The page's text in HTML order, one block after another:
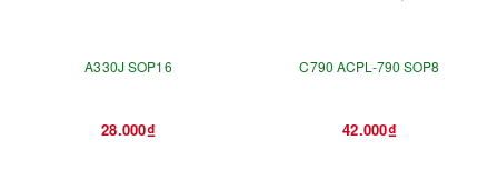
A330J SOP16
28.000₫
C790 ACPL-790 SOP8
42.000₫